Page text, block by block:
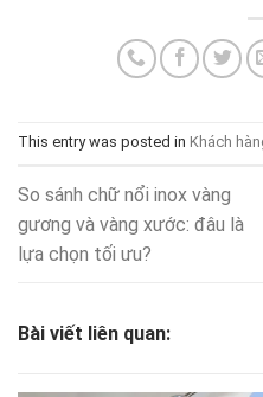
This entry was posted in Khách
So sánh chữ nổi inox vàng
gương và vàng xước: đâu là
lựa chọn tối ưu?
Bài viết liên quan: